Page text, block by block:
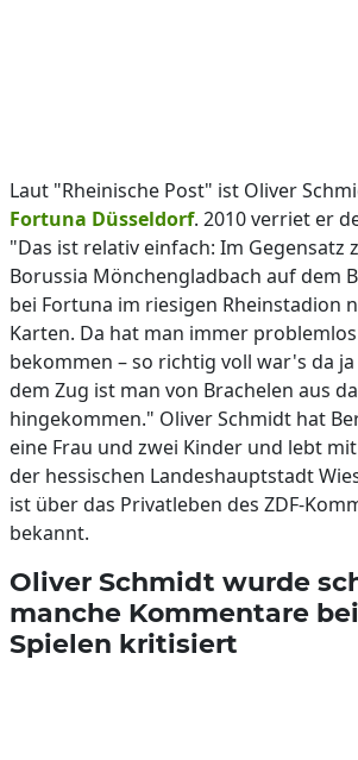
Laut "Rheinische Post" ist Oliver
Fortuna Düsseldorf. 2010 verriet er
"Das ist relativ einfach: Im Gegensatz
Borussia Mönchengladbach auf dem
bei Fortuna im riesigen Rheinstadion
Karten. Da hat man immer
bekommen – so richtig voll war's da
dem Zug ist man von Brachelen aus
hingekommen." Oliver Schmidt hat
eine Frau und zwei Kinder und lebt
der hessischen Landeshauptstadt
ist über das Privatleben des ZDF-
bekannt.
Oliver Schmidt wurde
manche Kommentare
Spielen kritisiert